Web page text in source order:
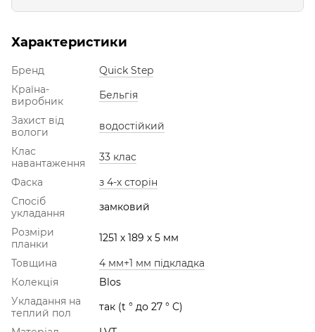
Характеристики
Бренд
Quick Step
Країна-
виробник
Бельгія
Захист від
вологи
водостійкий
Клас
навантаження
33 клас
Фаска
з 4-х сторін
Спосіб
укладання
замковий
Розміри
планки
1251 х 189 х 5 мм
Товщина
4 мм+1 мм підкладка
Колекція
Blos
Укладання на
теплий пол
так (t ° до 27 ° С)